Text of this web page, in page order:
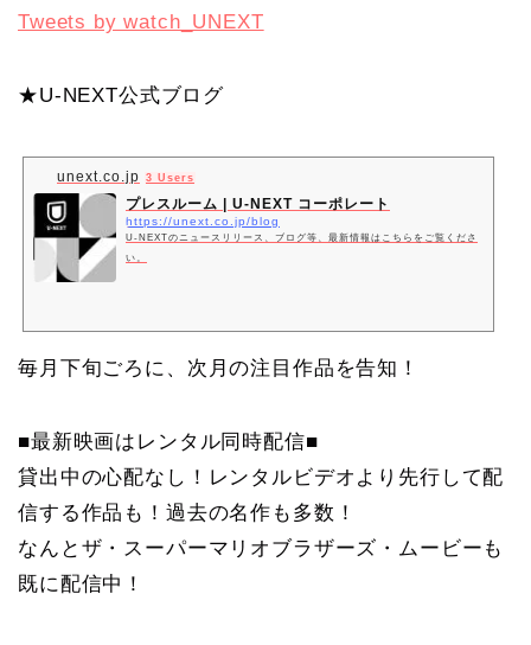
Tweets by watch_UNEXT
★U-NEXT公式ブログ
unext.co.jp 3 Users
プレスルーム | U-NEXT コーポレート
https://unext.co.jp/blog
U-NEXTのニュースリリース、ブログ等、最新情報はこちらをご覧くださ
い。
毎月下旬ごろに、次月の注目作品を告知！
■最新映画はレンタル同時配信■
貸出中の心配なし！レンタルビデオより先行して配
信する作品も！過去の名作も多数！
なんとザ・スーパーマリオブラザーズ・ムービーも
既に配信中！